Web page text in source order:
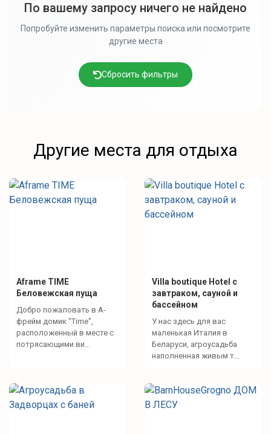
По вашему запросу ничего не найдено
Попробуйте изменить параметры поиска или посмотрите
другие места
Сбросить фильтры
Другие места для отдыха
Aframe TIME
Беловежская пуща
Добро пожаловать в А-
фрейм домик "Time",
расположенный в месте с
потрясающими ви...
Villa boutique Hotel с
завтраком, сауной и
бассейном
У нас здесь для вас
маленькая Италия в
Беларуси, агроусадьба
наполненная живым т...